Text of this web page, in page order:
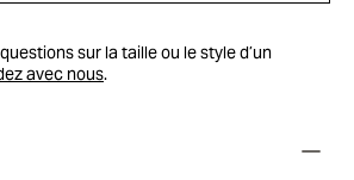
sur la taille ou le style d’un
avec nous.